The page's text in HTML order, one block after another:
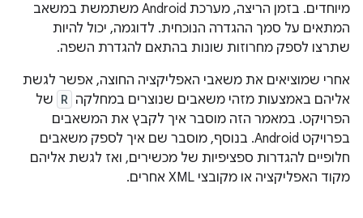
מיוחדים. בזמן הריצה, מערכת Android משתמשת במשאב
המתאים על סמך ההגדרה הנוכחית. לדוגמה, יכול להיות
שתרצו לספק מחרוזות שונות בהתאם להגדרת השפה.
אחרי שמוציאים את משאבי האפליקציה החוצה, אפשר לגשת
אליהם באמצעות מזהי משאבים שנוצרים במחלקה R של
הפרויקט. במאמר הזה מוסבר איך לקבץ את המשאבים
בפרויקט Android. בנוסף, מוסבר שם איך לספק משאבים
חלופיים להגדרות ספציפיות של מכשירים, ואז לגשת אליהם
מקוד האפליקציה או מקובצי XML אחרים.